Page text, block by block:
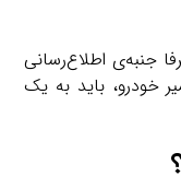
جنبه‌ی اطلاع‌رسانی
خودرو، باید به یک